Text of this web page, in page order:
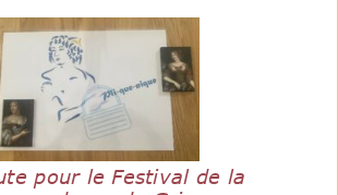
pour le Festival de la